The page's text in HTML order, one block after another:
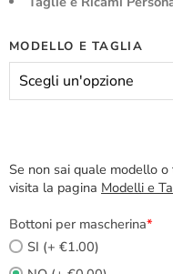
MODELLO E TAGLIA
Se non sai quale modello
visita la pagina Modelli e
Bottoni per mascherina*
SI (+ €1.00)